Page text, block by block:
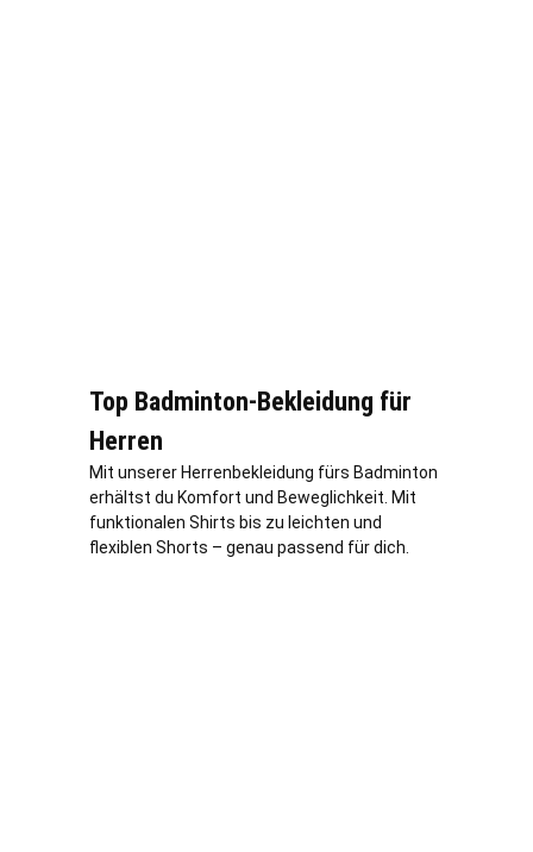
Top Badminton-Bekleidung für
Herren
Mit unserer Herrenbekleidung fürs Badminton
erhältst du Komfort und Beweglichkeit. Mit
funktionalen Shirts bis zu leichten und
flexiblen Shorts – genau passend für dich.